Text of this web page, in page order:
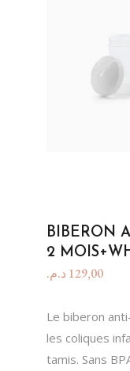
BIBERON
2
129,00 د.م.
Le biberon
les coliques
tamis. Sans